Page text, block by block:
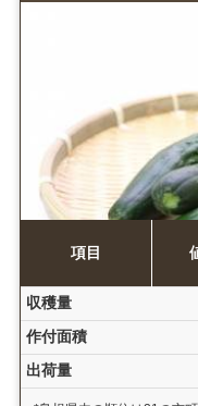
項目
収穫量
作付面積
出荷量